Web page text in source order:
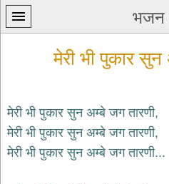
भजन
प्रथम
पन्ना
मेरी भी पुकार
मेरी भी पुकार सुन अम्बे जग तारणी,
मेरी भी पुकार सुन अम्बे जग तारणी,
मेरी भी पुकार सुन अम्बे जग तारणी...